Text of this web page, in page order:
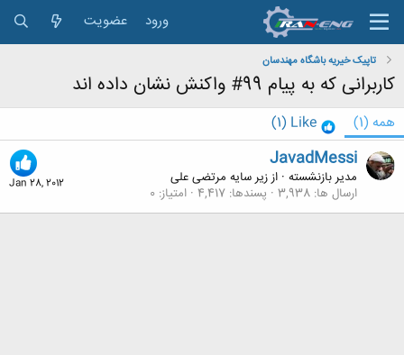
ورود عضویت
تاپیک خیریه باشگاه مهندسان
کاربرانی که به پیام 99# واکنش نشان داده اند
همه (1)
Like
(1)
Jan 28, 2012
JavadMessi
مدیر بازنشسته · اززیر سایه مرتضی علی
ارسال ها 3,938 پسندها 4,417 امتیاز 0